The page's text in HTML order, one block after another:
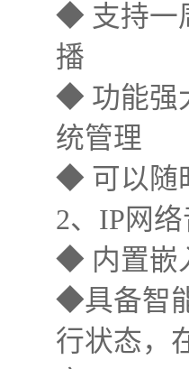
◆ 支持一
播
◆ 功能强
统管理
◆ 可以随
2、IP网
◆ 内置嵌
◆具备智
行状态，